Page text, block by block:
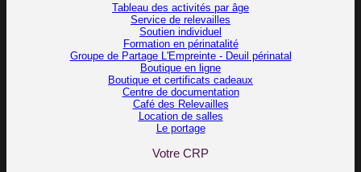
Tableau des activités par âge
Service de relevailles
Soutien individuel
Formation en périnatalité
Groupe de Partage L'Empreinte - Deuil périnatal
Boutique en ligne
Boutique et certificats cadeaux
Centre de documentation
Café des Relevailles
Location de salles
Le portage
Votre CRP